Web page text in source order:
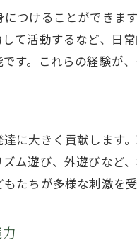
幼稚園の教
幼稚園の見
幼稚園の先
幼稚園で体験で
幼稚園行事
幼稚園なら
つけることができま
て活動するなど、日
す。これらの経験が
に大きく貢献します
ム遊び、外遊びなど
たちが多様な刺激を